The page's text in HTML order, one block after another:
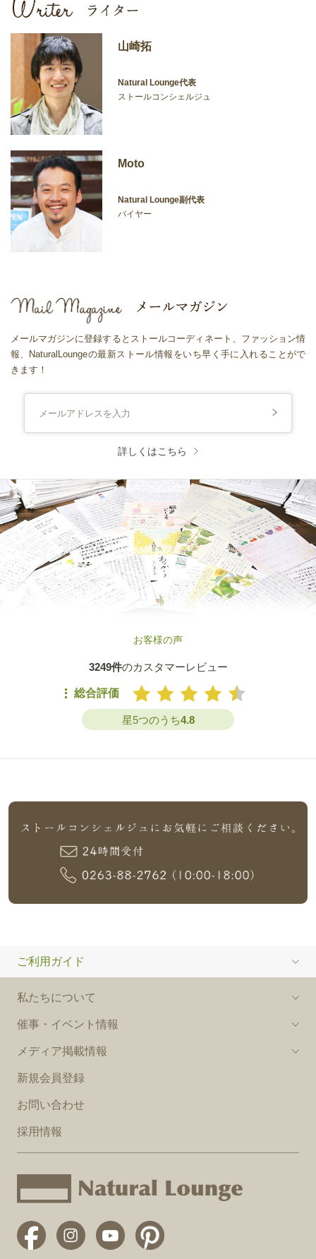
山崎拓
Natural Lounge代表
ストールコンシェルジュ
Moto
Natural Lounge副代表
バイヤー
メールマガジンに登録するとストールコーディネート、ファッション情
報、NaturalLoungeの最新ストール情報をいち早く手に入れることがで
きます！
詳しくはこちら
お客様の声
3249件のカスタマーレビュー
総合評価
星5つのうち4.8
ご利用ガイド
私たちについて
催事・イベント情報
メディア掲載情報
新規会員登録
お問い合わせ
採用情報